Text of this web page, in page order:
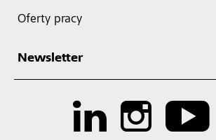
Oferty pracy
Newsletter